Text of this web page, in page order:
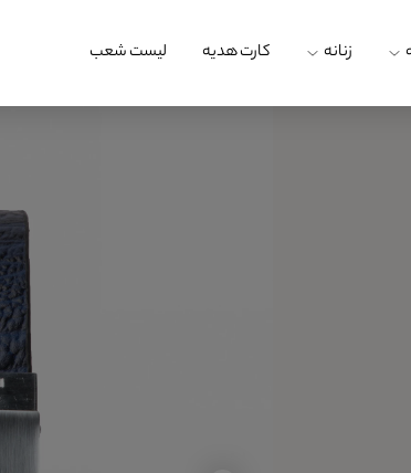
زنانه کارت هدیه لیست شعب